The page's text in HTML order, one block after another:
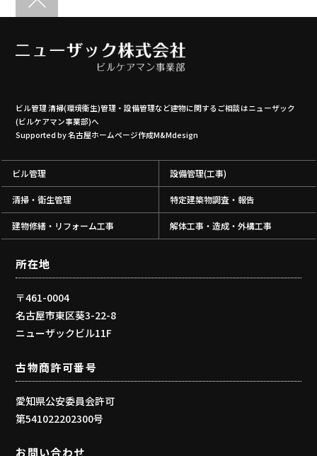
ビル管理 清掃(環境衛生)管理・設備管理など建物に関するご相談はニューザック
(ビルケアマン事業部)へ
Supported by名古屋ホームページ作成M&Mdesign
ビル管理 設備管理(工事)
清掃・衛生管理 特定建築物調査・報告
建物修繕・リフォーム工事 解体工事・造成・外構工事
所在地
〒461-0004
名古屋市東区葵3-22-8
ニューザックビル11F
古物商許可番号
愛知県公安委員会許可
第541022202300号
お問い合わせ